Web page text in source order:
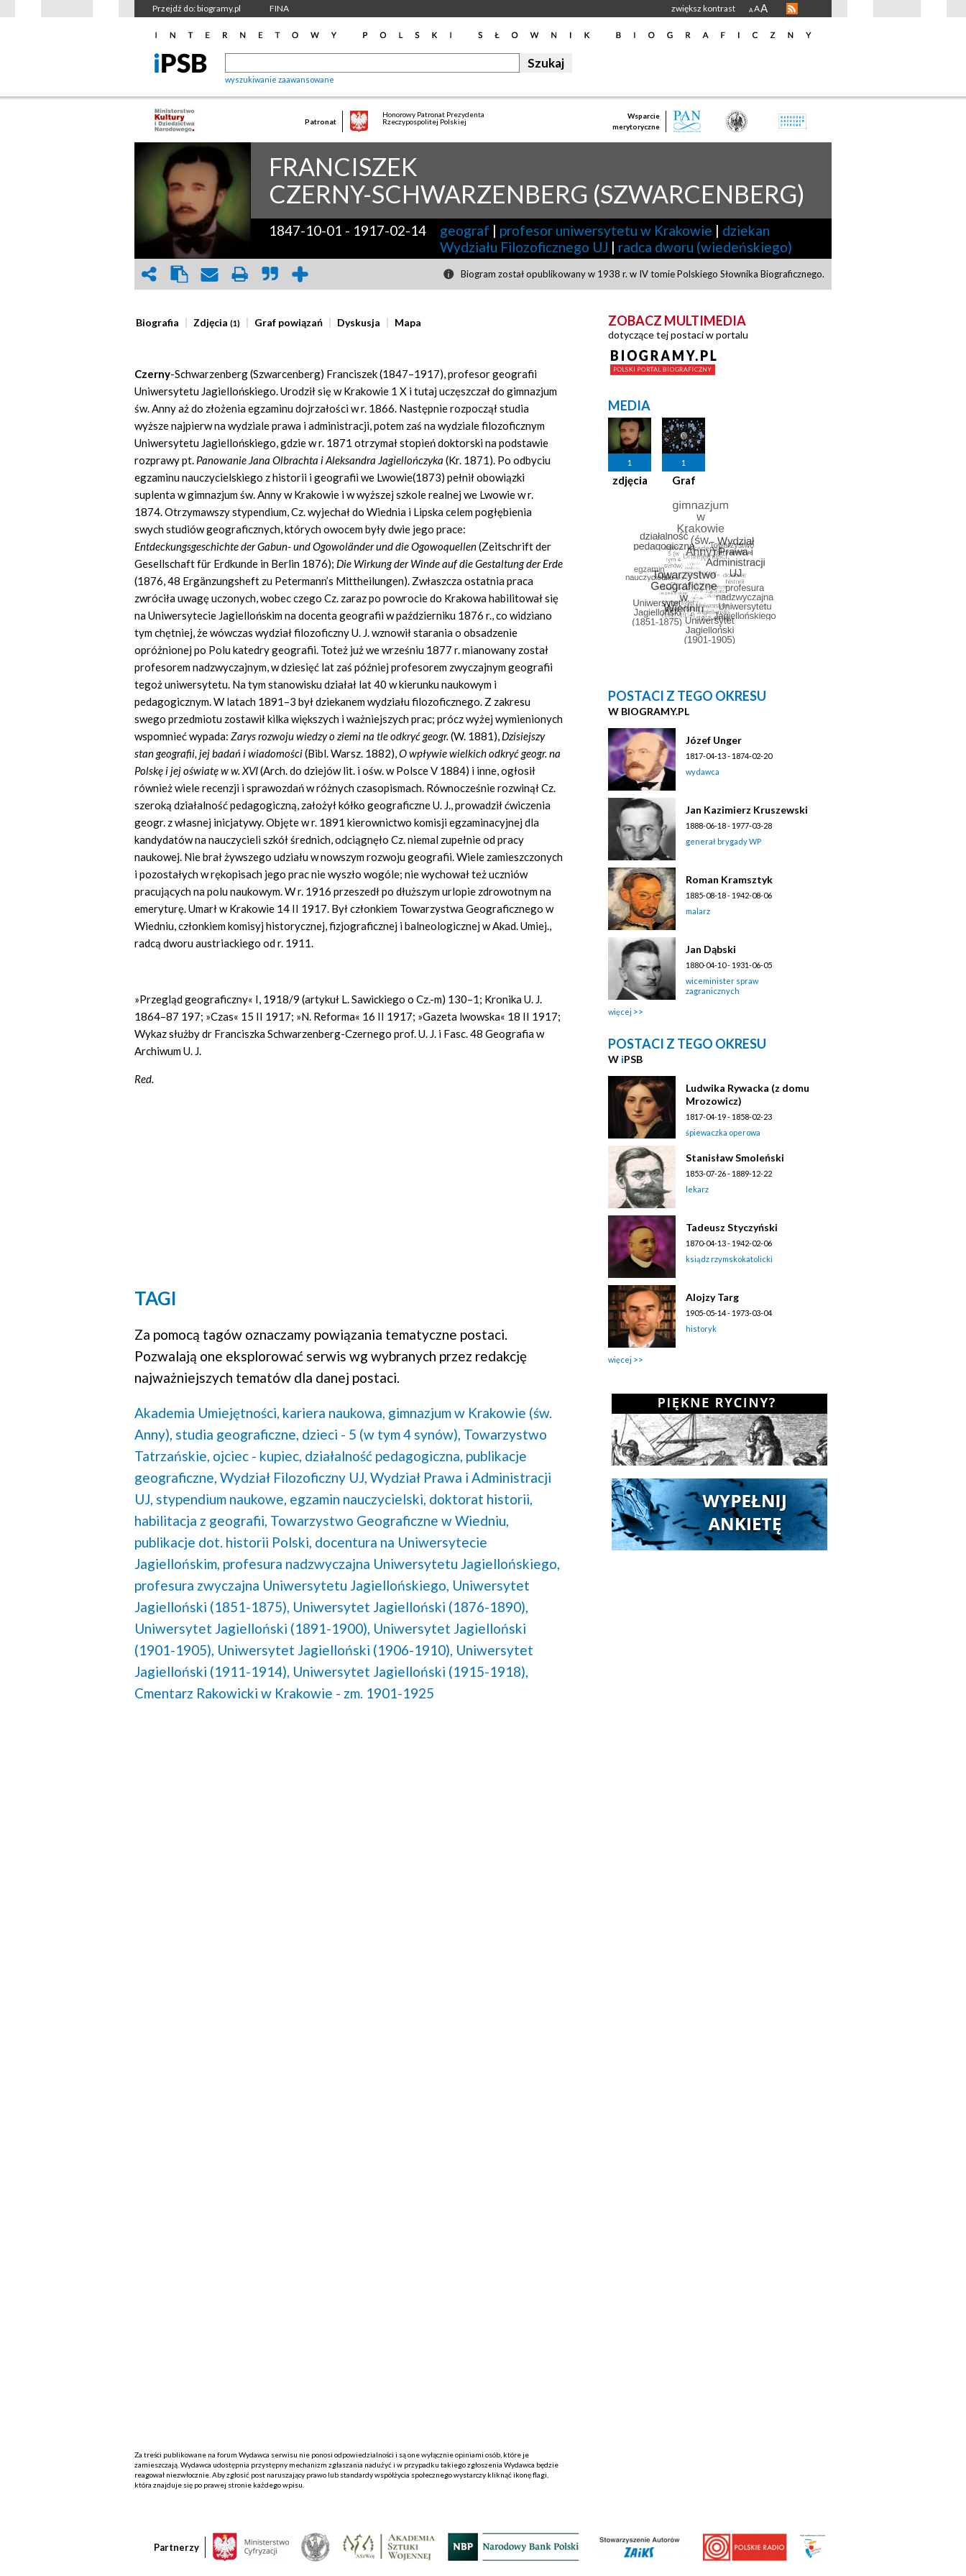
Przejdź do: biogramy.pl FINA zwiększ kontrast A AA
wyszukiwanie zaawansowane
Patronat
Honorowy Patronat Prezydenta
Rzeczypospolitej Polskiej
Wsparcie
merytoryczne
FRANCISZEK
CZERNY-SCHWARZENBERG (SZWARCENBERG)
1847-10-01 - 1917-02-14 geograf | profesor uniwersytetu w Krakowie | dziekan
Wydziału Filozoficznego UJ | radca dworu (wiedeńskiego)
Biogram został opublikowany w 1938 r. w IV tomie Polskiego Słownika Biograficznego.
Biografia Zdjęcia(1) Graf powiązań Dyskusja Mapa
Czerny-Schwarzenberg(Szwarcenberg) Franciszek (1847–1917), profesor geografii
Uniwersytetu Jagiellońskiego. Urodził się w Krakowie 1 X i tutaj uczęszczał do gimnazjum
św. Anny aż do złożenia egzaminu dojrzałości w r. 1866. Następnie rozpoczął studia
wyższe najpierw na wydziale prawa i administracji, potem zaś na wydziale filozoficznym
Uniwersytetu Jagiellońskiego, gdzie w r. 1871 otrzymał stopień doktorski na podstawie
rozprawy pt. Panowanie Jana Olbrachta i Aleksandra Jagiellończyka (Kr. 1871). Po odbyciu
egzaminu nauczycielskiego z historii i geografii we Lwowie(1873) pełnił obowiązki
suplenta w gimnazjum św. Anny w Krakowie i w wyższej szkole realnej we Lwowie w r.
1874. Otrzymawszy stypendium, Cz. wyjechał do Wiednia i Lipska celem pogłębienia
swych studiów geograficznych, których owocem były dwie jego prace:
Entdeckungsgeschichte der Gabun- und Ogowoländer und die Ogowoquellen(Zeitschrift der
Gesellschaft für Erdkunde in Berlin 1876); Die Wirkung der Winde auf die Gestaltung der Erde
(1876, 48 Ergänzungsheft zu Petermann’s Mittheilungen). Zwłaszcza ostatnia praca
zwróciła uwagę uczonych, wobec czego Cz. zaraz po powrocie do Krakowa habilitował się
na Uniwersytecie Jagiellońskim na docenta geografii w październiku 1876 r., co widziano
tym chętniej, że wówczas wydział filozoficzny U. J. wznowił starania o obsadzenie
opróżnionej po Polu katedry geografii. Toteż już we wrześniu 1877 r. mianowany został
profesorem nadzwyczajnym, w dziesięć lat zaś później profesorem zwyczajnym geografii
tegoż uniwersytetu. Na tym stanowisku działał lat 40 w kierunku naukowym i
pedagogicznym. W latach 1891–3 był dziekanem wydziału filozoficznego. Z zakresu
swego przedmiotu zostawił kilka większych i ważniejszych prac; prócz wyżej wymienionych
wspomnieć wypada: Zarys rozwoju wiedzy o ziemi na tle odkryć geogr. (W. 1881), Dzisiejszy
stan geografii, jej badań i wiadomości(Bibl. Warsz. 1882),O wpływie wielkich odkryć geogr. na
Polskę i jej oświatę w w. XVI(Arch. do dziejów lit. i ośw. w Polsce V 1884) i inne, ogłosił
również wiele recenzji i sprawozdań w różnych czasopismach. Równocześnie rozwinął Cz.
szeroką działalność pedagogiczną, założył kółko geograficzne U. J., prowadził ćwiczenia
geogr. z własnej inicjatywy. Objęte w r. 1891 kierownictwo komisji egzaminacyjnej dla
kandydatów na nauczycieli szkół średnich, odciągnęło Cz. niemal zupełnie od pracy
naukowej. Nie brał żywszego udziału w nowszym rozwoju geografii. Wiele zamieszczonych
i pozostałych w rękopisach jego prac nie wyszło wogóle; nie wychował też uczniów
pracujących na polu naukowym. W r. 1916 przeszedł po dłuższym urlopie zdrowotnym na
emeryturę. Umarł w Krakowie 14 II 1917. Był członkiem Towarzystwa Geograficznego w
Wiedniu, członkiem komisyj historycznej, fizjograficznej i balneologicznej w Akad. Umiej.,
radcą dworu austriackiego od r. 1911.
»Przegląd geograficzny« I, 1918/9 (artykuł L. Sawickiego o Cz.-m) 130–1; Kronika U. J.
1864–87 197; »Czas« 15 II 1917; »N. Reforma« 16 II 1917; »Gazeta lwowska« 18 II 1917;
Wykaz służby dr Franciszka Schwarzenberg-Czernego prof. U. J. i Fasc. 48 Geografia w
Archiwum U. J.
Red.
TAGI
Za pomocą tagów oznaczamy powiązania tematyczne postaci.
Pozwalają one eksplorować serwis wg wybranych przez redakcję
najważniejszych tematów dla danej postaci.
Akademia Umiejętności, kariera naukowa, gimnazjum w Krakowie (św.
Anny), studia geograficzne, dzieci - 5 (w tym 4 synów), Towarzystwo
Tatrzańskie, ojciec - kupiec, działalność pedagogiczna, publikacje
geograficzne, Wydział Filozoficzny UJ, Wydział Prawa i Administracji
UJ, stypendium naukowe, egzamin nauczycielski, doktorat historii,
habilitacja z geografii, Towarzystwo Geograficzne w Wiedniu,
publikacje dot. historii Polski, docentura na Uniwersytecie
Jagiellońskim, profesura nadzwyczajna Uniwersytetu Jagiellońskiego,
profesura zwyczajna Uniwersytetu Jagiellońskiego, Uniwersytet
Jagielloński (1851-1875), Uniwersytet Jagielloński (1876-1890),
Uniwersytet Jagielloński (1891-1900), Uniwersytet Jagielloński
(1901-1905), Uniwersytet Jagielloński (1906-1910), Uniwersytet
Jagielloński (1911-1914), Uniwersytet Jagielloński (1915-1918),
Cmentarz Rakowicki w Krakowie - zm. 1901-1925
Za treści publikowane na forum Wydawca serwisu nie ponosi odpowiedzialności i są one wyłącznie opiniami osób, które je
zamieszczają. Wydawca udostępnia przystępny mechanizm zgłaszania nadużyć i w przypadku takiego zgłoszenia Wydawca będzie
reagował niezwłocznie. Aby zgłosić post naruszający prawo lub standardy współżycia społecznego wystarczy kliknąć ikonę flagi,
która znajduje się po prawej stronie każdego wpisu.
ZOBACZ MULTIMEDIA
dotyczące tej postaci w portalu
MEDIA
1
zdjęcia
1
Graf
POSTACI Z TEGO OKRESU
W BIOGRAMY.PL
Józef Unger
1817-04-13 - 1874-02-20
wydawca
Jan Kazimierz Kruszewski
1888-06-18 - 1977-03-28
generał brygady WP
Roman Kramsztyk
1885-08-18 - 1942-08-06
malarz
Jan Dąbski
1880-04-10 - 1931-06-05
wiceminister spraw
zagranicznych
więcej
POSTACI Z TEGO OKRESU
W iPSB
Ludwika Rywacka (z domu
Mrozowicz)
1817-04-19 - 1858-02-23
śpiewaczka operowa
Stanisław Smoleński
1853-07-26 - 1889-12-22
lekarz
Tadeusz Styczyński
1870-04-13 - 1942-02-06
ksiądz rzymskokatolicki
Alojzy Targ
1905-05-14 - 1973-03-04
historyk
więcej
Partnerzy